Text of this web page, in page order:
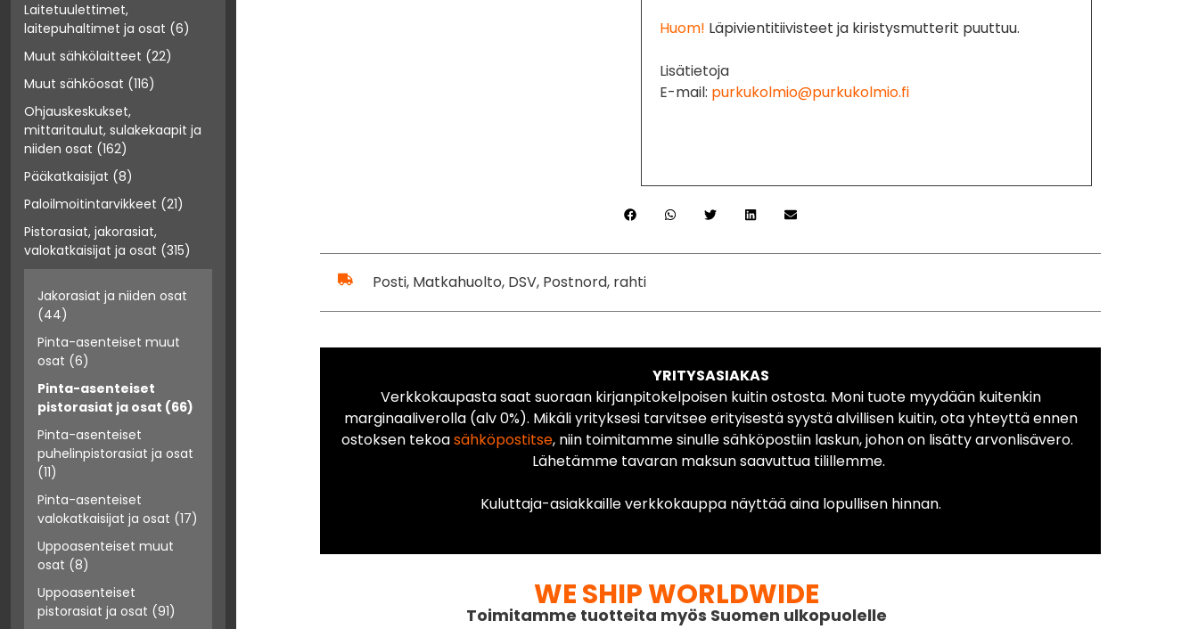
Laitetuulettimet,
laitepuhaltimet ja osat (6)
Muut sähkölaitteet (22)
Muut sähköosat (116)
Ohjauskeskukset,
mittaritaulut, sulakekaapit ja
niiden osat (162)
Pääkatkaisijat (8)
Paloilmoitintarvikkeet (21)
Pistorasiat, jakorasiat,
valokatkaisijat ja osat (315)
Jakorasiat ja niiden osat
(44)
Pinta-asenteiset muut
osat (6)
Pinta-asenteiset
pistorasiat ja osat (66)
Pinta-asenteiset
puhelinpistorasiat ja osat
(11)
Pinta-asenteiset
valokatkaisijat ja osat (17)
Uppoasenteiset muut
osat (8)
Uppoasenteiset
pistorasiat ja osat (91)
Huom! Läpivientitiivisteet ja kiristysmutterit puuttuu.
Lisätietoja
E-mail: purkukolmio@purkukolmio.fi
Posti, Matkahuolto, DSV, Postnord, rahti
YRITYSASIAKAS
Verkkokaupasta saat suoraan kirjanpitokelpoisen kuitin ostosta. Moni tuote myydään kuitenkin
marginaaliverolla (alv 0%). Mikäli yrityksesi tarvitsee erityisestä syystä alvillisen kuitin, ota yhteyttä ennen
ostoksen tekoasähköpostitse, niin toimitamme sinulle sähköpostiin laskun, johon on lisätty arvonlisävero.
Lähetämme tavaran maksun saavuttua tilillemme.
Kuluttaja-asiakkaille verkkokauppa näyttää aina lopullisen hinnan.
WE SHIP WORLDWIDE
Toimitamme tuotteita myös Suomen ulkopuolelle